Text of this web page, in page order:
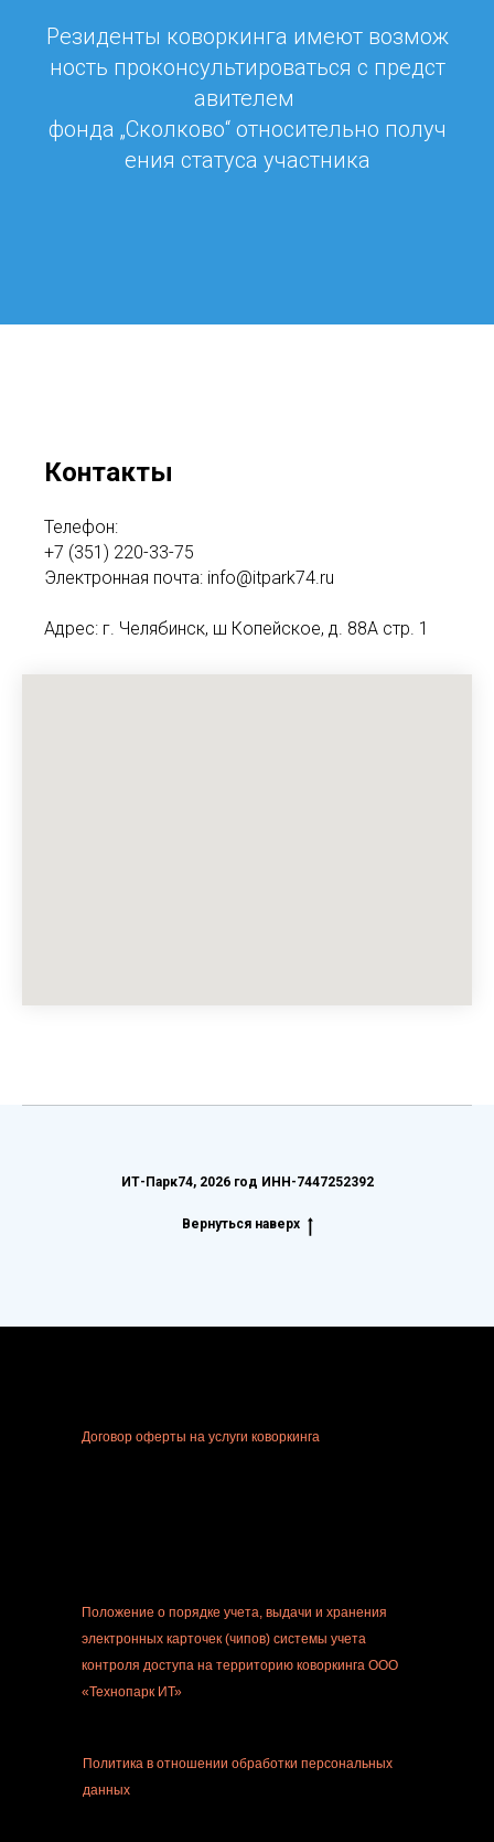
Резиденты коворкинга имеют возмож
ность проконсультироваться с предст
авителем
фонда „Сколково“ относительно получ
ения статуса участника
Контакты
Телефон:
+7 (351) 220-33-75
Электронная почта: info@itpark74.ru
Адрес: г. Челябинск, ш Копейское, д. 88А стр. 1
ИТ-Парк74, 2026 год ИНН-7447252392
Вернуться наверх
Договор оферты на услуги коворкинга
Положение о порядке учета, выдачи и хранения
электронных карточек (чипов) системы учета
контроля доступа на территорию коворкинга ООО
«Технопарк ИТ»
Политика в отношении обработки персональных
данных